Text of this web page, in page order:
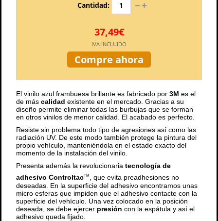
Cantidad:
37,49€
IVA INCLUIDO
Compre ahora
El vinilo azul frambuesa brillante es fabricado por 3M es el
de más calidad existente en el mercado. Gracias a su
diseño permite eliminar todas las burbujas que se forman
en otros vinilos de menor calidad. El acabado es perfecto.
Resiste sin problema todo tipo de agresiones así como las
radiación UV. De este modo también protege la pintura del
propio vehículo, manteniéndola en el estado exacto del
momento de la instalación del vinilo.
Presenta además la revolucionaria tecnología de
adhesivo ControltacTM
, que evita preadhesiones no
deseadas. En la superficie del adhesivo encontramos unas
micro esferas que impiden que el adhesivo contacte con la
superficie del vehículo. Una vez colocado en la posición
deseada, se debe ejercer presión con la espátula y así el
adhesivo queda fijado.